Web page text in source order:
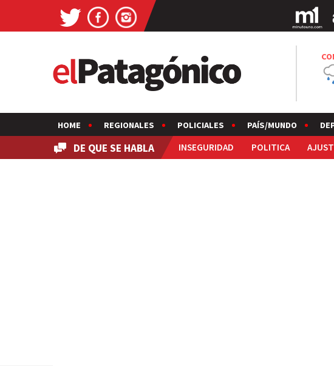
HOME REGIONALES POLICIALES PAÍS/MUNDO
DE QUE SE HABLA INSEGURIDAD POLITICA